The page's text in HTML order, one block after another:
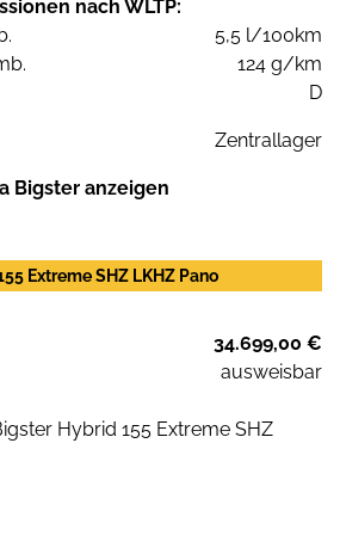
nach WLTP:
5,5 l/100km
124 g/km
D
Zentrallager
Bigster anzeigen
Extreme SHZ LKHZ Pano
34.699,00 €
ausweisbar